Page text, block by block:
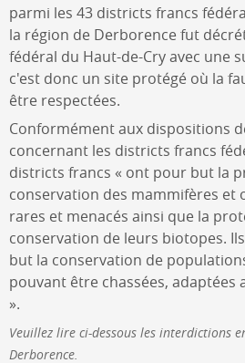
parmi les 43 districts francs
la région de Derborence fut
fédéral du Haut-de-Cry avec une
c'est donc un site protégé où la
être respectées.
Conformément aux dispositions
concernant les districts francs
districts francs « ont pour but la
conservation des mammifères et
rares et menacés ainsi que la
conservation de leurs biotopes.
but la conservation de
pouvant être chassées, adaptées
».
Veuillez lire ci-dessous les interdictions
Derborence.